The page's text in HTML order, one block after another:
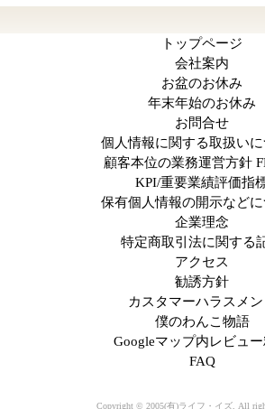
トップページ
会社案内
お盆のお休み
年末年始のお休み
お問合せ
個人情報に関する取扱いに
顧客本位の業務運営方針
KPI/重要業績評価指
保有個人情報の開示などに
企業理念
特定商取引法に関する
アクセス
勧誘方針
カスタマーハラスメン
僕のわんこ物語
Googleマップ内レビュ
FAQ
Copyright © 2005(有)ライフ・イズ, All